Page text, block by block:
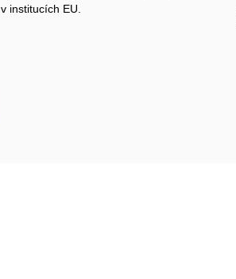
v institucích EU.